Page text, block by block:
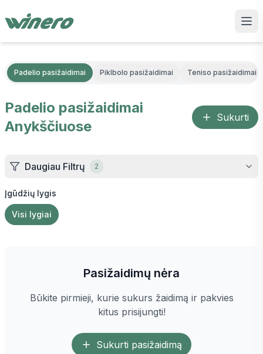
Padelio pasižaidimai Piklbolo pasižaidimai Teniso pasižaidimai
Padelio pasižaidimai
Anykščiuose
Sukurti
Daugiau Filtrų 2
Įgūdžių lygis
Visi lygiai
Pasižaidimų nėra
Būkite pirmieji, kurie sukurs žaidimą ir pakvies
kitus prisijungti!
Sukurti pasižaidimą